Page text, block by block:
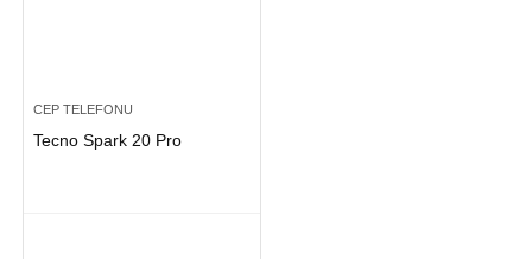
CEP TELEFONU
Tecno Spark 20 Pro